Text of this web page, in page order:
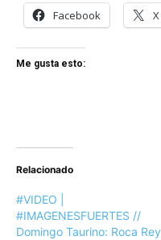
Facebook X
Me gusta esto:
Relacionado
#VIDEO |
#IMAGENESFUERTES //
Domingo Taurino: Roca Rey